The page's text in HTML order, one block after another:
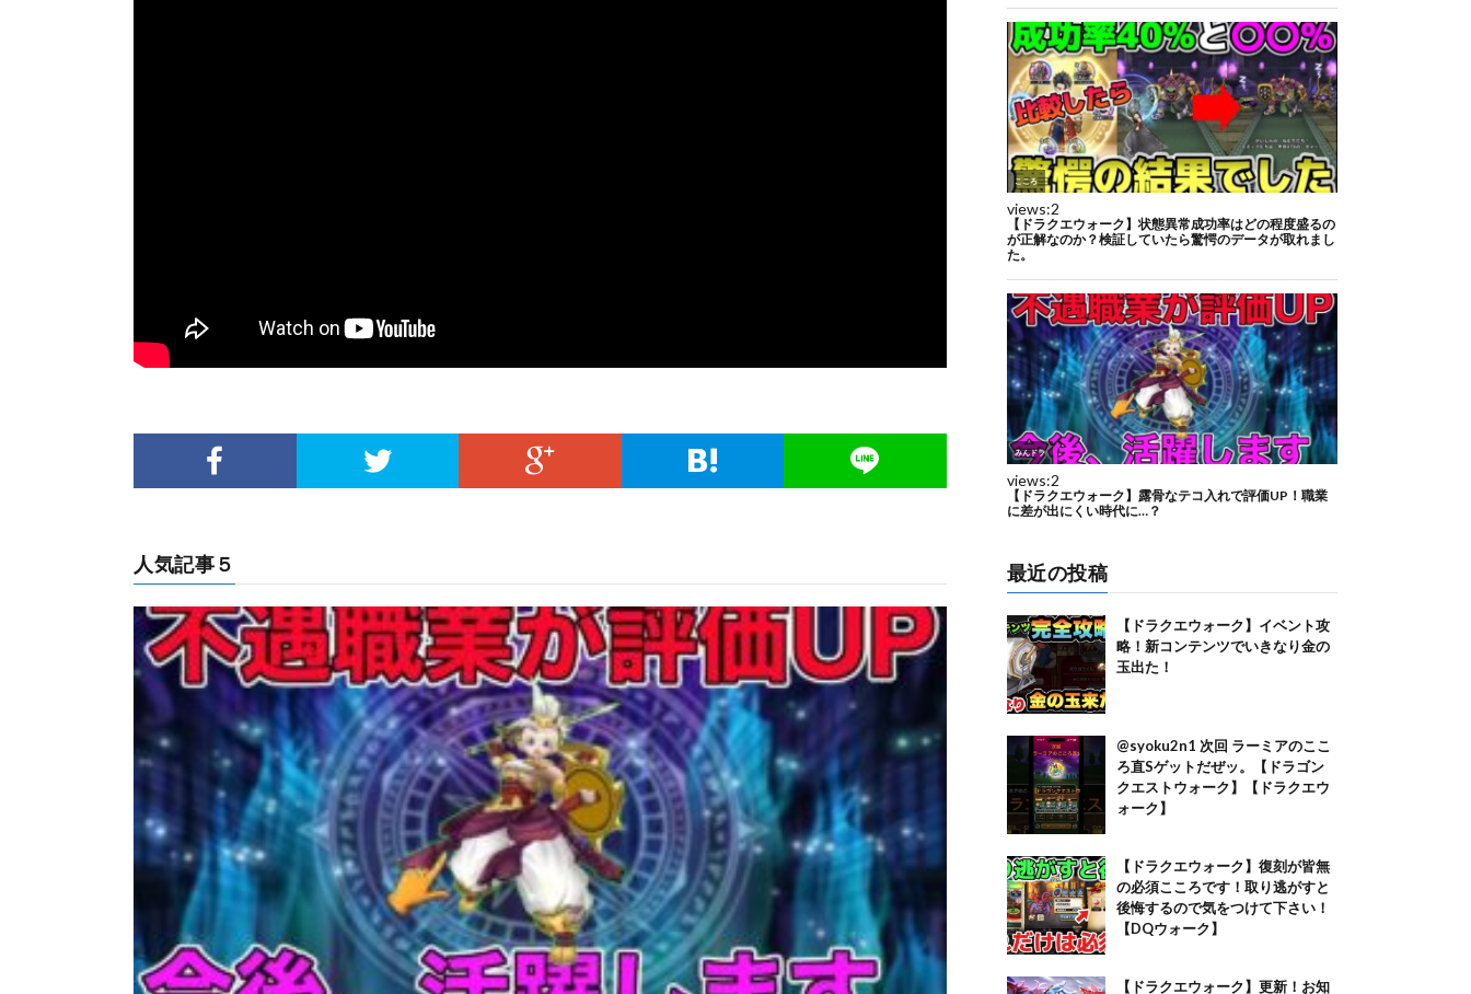
人気記事５ 最近の投稿
【ドラクエウォーク】イベント攻
略！新コンテンツでいきなり金の
玉出た！
@syoku2n1 次回 ラーミアのここ
ろ直Sゲットだぜッ。【ドラゴン
クエストウォーク】【ドラクエウ
ォーク】
【ドラクエウォーク】復刻が皆無
の必須こころです！取り逃がすと
後悔するので気をつけて下さい！
【DQウォーク】
【ドラクエウォーク】更新！お知